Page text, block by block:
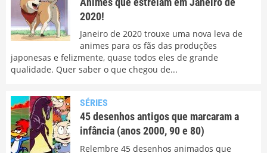
2020!
Janeiro de 2020 trouxe uma nova leva de
animes para os fãs das produções
japonesas e felizmente, quase todos eles de grande
qualidade. Quer saber o que chegou de...
SÉRIES
45 desenhos antigos que marcaram a
infância (anos 2000, 90 e 80)
Relembre 45 desenhos animados que